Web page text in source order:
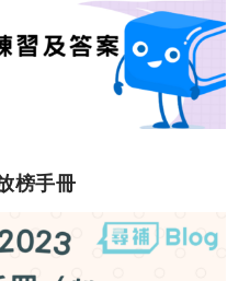
榜手冊